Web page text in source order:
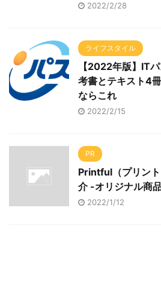
2022/2/28
ライフスタイル
【2022年版】IT
考書とテキスト4
ならこれ
2022/2/15
PR
Printful（プリン
介 -オリジナル商
2022/1/12